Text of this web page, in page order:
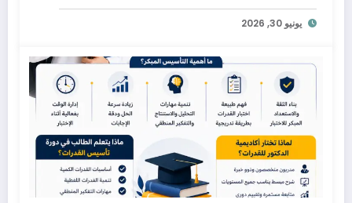
يونيو 30, 2026